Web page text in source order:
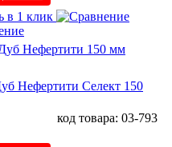
в 1 клик
Нефертити Селект 150
код товара: 03-793